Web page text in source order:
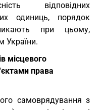
відповідних
одиниць, порядок
при цьому,
України.
місцевого
права
самоврядування з